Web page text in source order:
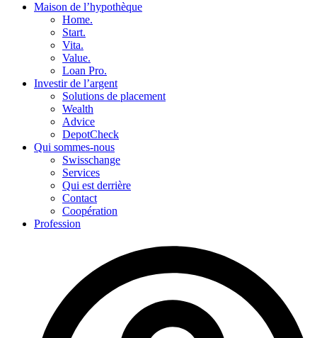
Maison de l’hypothèque
Home.
Start.
Vita.
Value.
Loan Pro.
Investir de l’argent
Solutions de placement
Wealth
Advice
DepotCheck
Qui sommes-nous
Swisschange
Services
Qui est derrière
Contact
Coopération
Profession